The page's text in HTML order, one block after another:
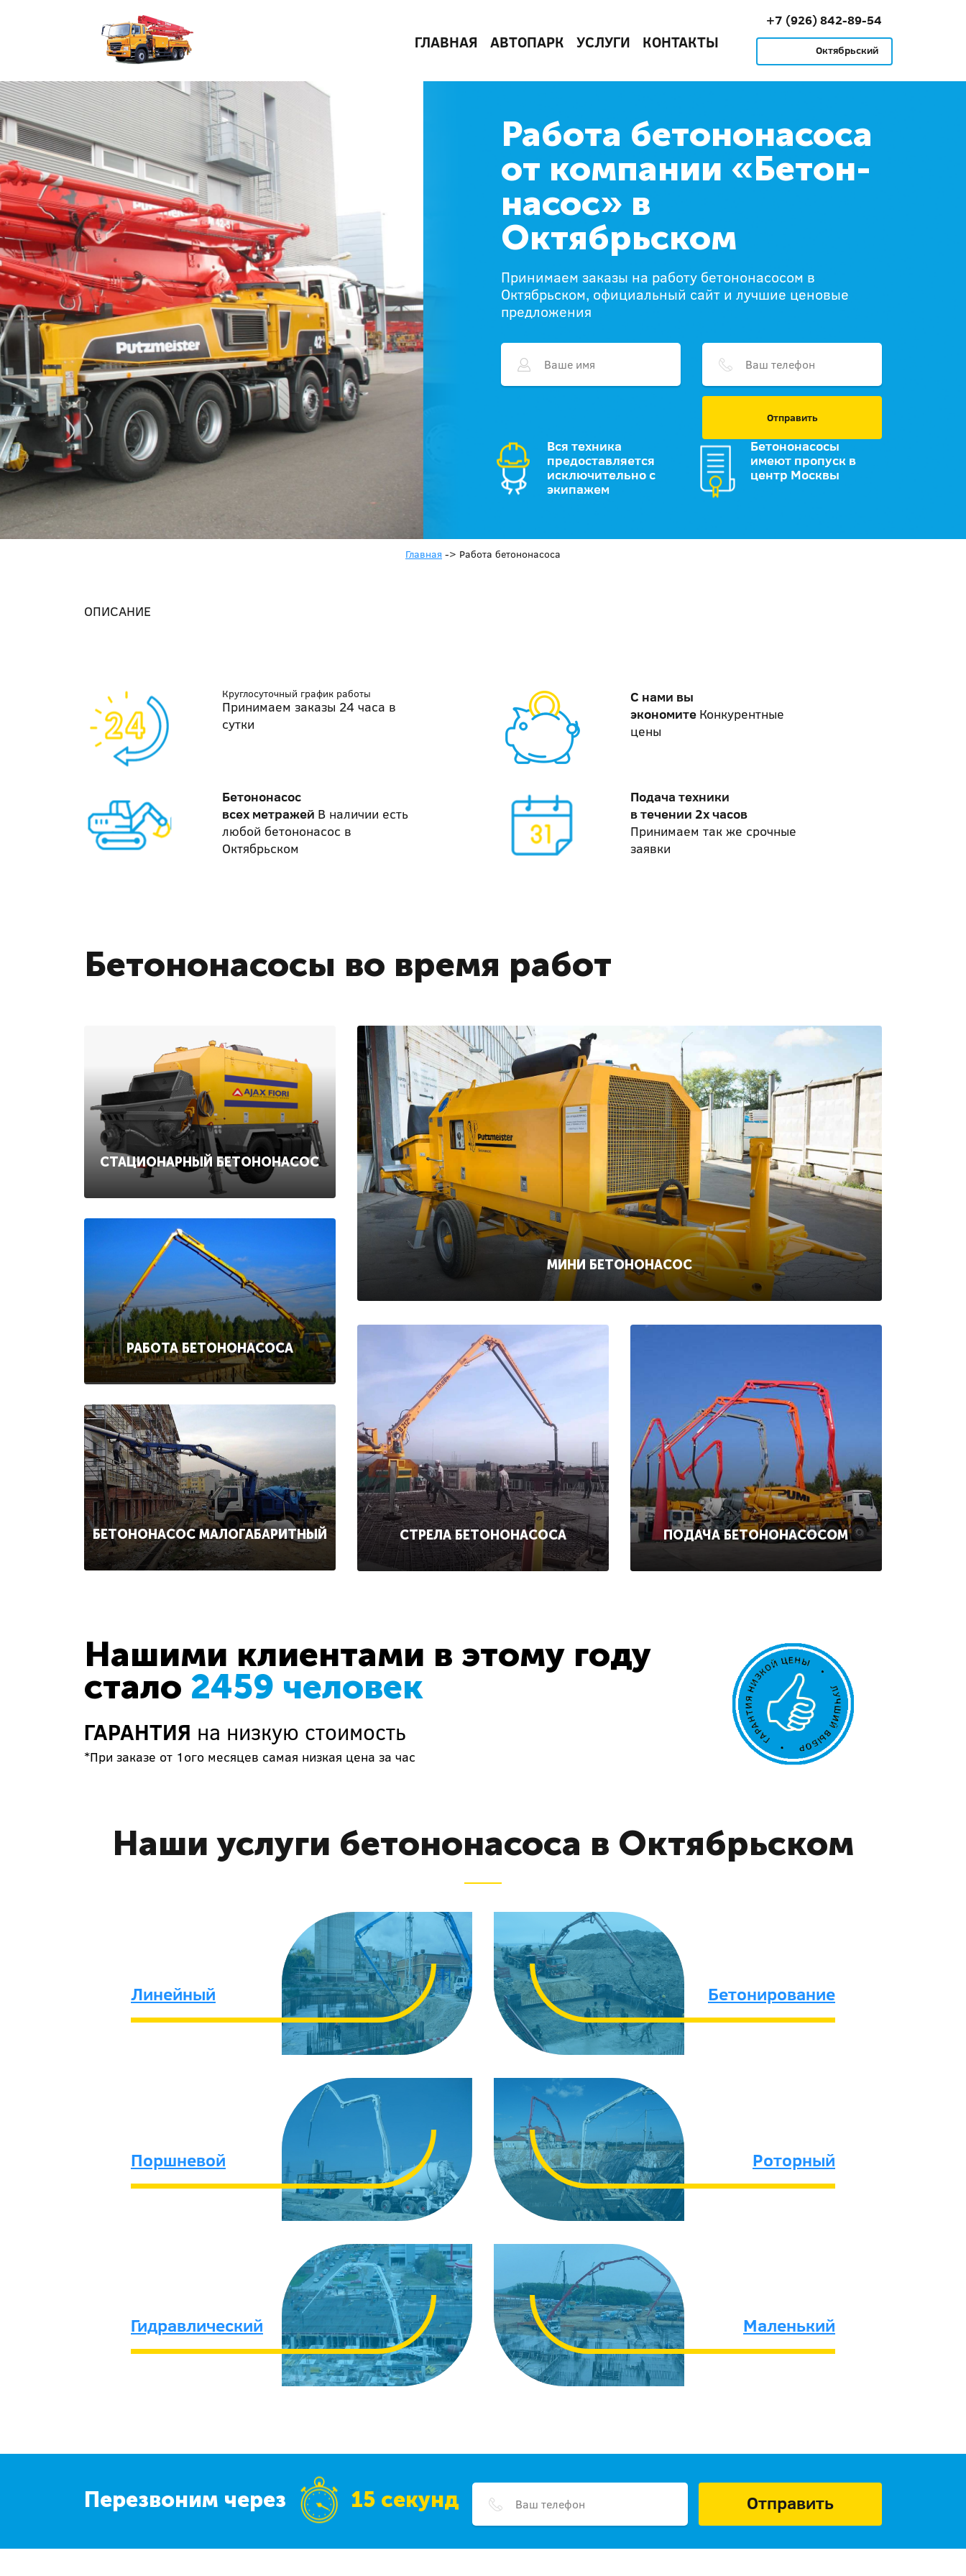
ГЛАВНАЯ АВТОПАРК УСЛУГИ КОНТАКТЫ
+7 (926) 842-89-54
Октябрьский
Работа бетононасоса
от компании «Бетон-
насос» в
Октябрьском
Принимаем заказы на работу бетононасосом в
Октябрьском, официальный сайт и лучшие ценовые
предложения
Отправить
Вся техника
предоставляется
исключительно с
экипажем
Бетононасосы
имеют пропуск в
центр Москвы
Главная -> Работа бетононасоса
ОПИСАНИЕ
Круглосуточный график работы
Принимаем заказы 24 часа в
сутки
С нами вы
экономите Конкурентные
цены
Бетононасос
всех метражей В наличии есть
любой бетононасос в
Октябрьском
Подача техники
в течении 2х часов
Принимаем так же срочные
заявки
Бетононасосы во время работ
СТАЦИОНАРНЫЙ БЕТОНОНАСОС
РАБОТА БЕТОНОНАСОСА
БЕТОНОНАСОС МАЛОГАБАРИТНЫЙ
МИНИ БЕТОНОНАСОС
СТРЕЛА БЕТОНОНАСОСА ПОДАЧА БЕТОНОНАСОСОМ
Нашими клиентами в этому году
стало 2459 человек
ГАРАНТИЯ на низкую стоимость
*При заказе от 1ого месяцев самая низкая цена за час
Наши услуги бетононасоса в Октябрьском
Линейный Бетонирование
Поршневой Роторный
Гидравлический Маленький
Перезвоним через 15 секунд Отправить